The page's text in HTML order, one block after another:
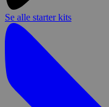
Se alle starter kits